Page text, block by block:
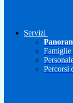
Servizi
Famiglie
Percorsi